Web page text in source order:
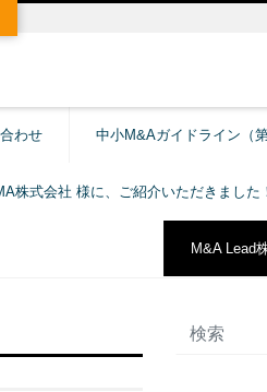
わせ 中小M&Aガイドライン（
株式会社 様に、ご紹介いただきました
M&A Lead